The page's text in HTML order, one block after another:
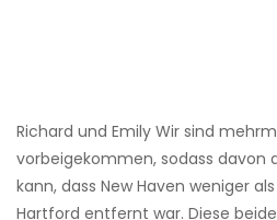
Richard und Emily Wir sind
vorbeigekommen, sodass davon
kann, dass New Haven weniger
Hartford entfernt war. Diese